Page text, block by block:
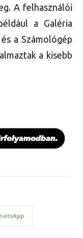
A felhasználói
a Galéria
a Számológép
a kisebb